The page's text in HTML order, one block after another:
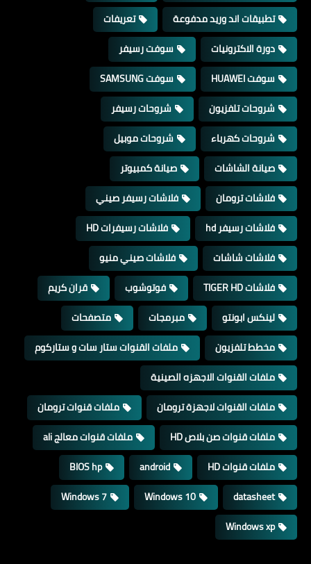
تطبيقات اند وريد مدفوعة
تعريفات
دورة الاكترونيات
سوفت رسيفر
سوفت HUAWEI
سوفت SAMSUNG
شروحات تلفزيون
شروحات رسيفر
شروحات كهرباء
شروحات موبيل
صيانة الشاشات
صيانة كمبيوتر
فلاشات ترومان
فلاشات رسيفر صيني
فلاشات رسيفر hd
فلاشات رسيفرات HD
فلاشات شاشات
فلاشات صيني منيو
فلاشات TIGER HD
فوتوشوب
قران كريم
لينكس ابونتو
مبرمجات
متصفحات
مخطط تلفزيون
ملفات القنوات ستار سات و ستاركوم
ملفات القنوات الاجهزه الصينية
ملفات القنوات لاجهزة ترومان
ملفات قنوات ترومان
ملفات قنوات صن بلاص HD
ملفات قنوات معالج ali
ملفات قنوات HD
android
BIOS hp
datasheet
Windows 10
Windows 7
Windows xp